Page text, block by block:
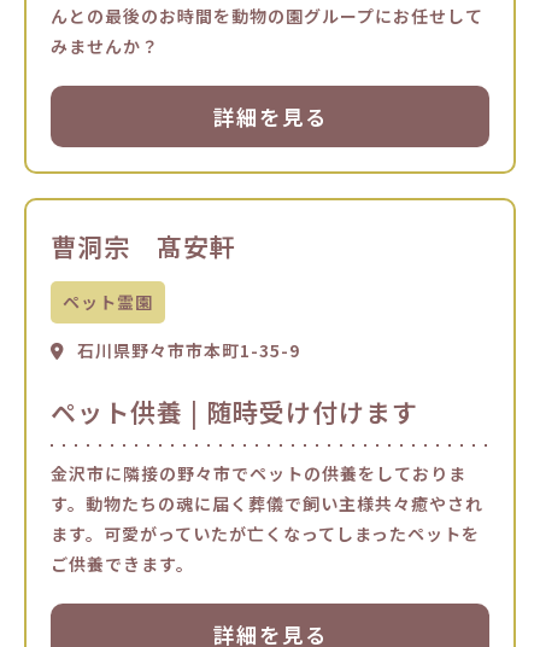
んとの最後のお時間を動物の園グループにお任せして
みませんか？
詳細を見る
曹洞宗 髙安軒
ペット霊園
石川県野々市市本町1-35-9
ペット供養 | 随時受け付けます
金沢市に隣接の野々市でペットの供養をしておりま
す。動物たちの魂に届く葬儀で飼い主様共々癒やされ
ます。可愛がっていたが亡くなってしまったペットを
ご供養できます。
詳細を見る